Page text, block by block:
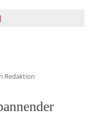
Redaktion